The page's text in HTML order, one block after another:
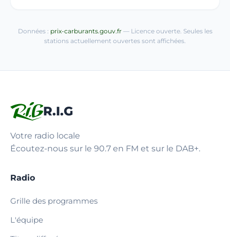
Données : prix-carburants.gouv.fr— Licence ouverte. Seules les
stations actuellement ouvertes sont affichées.
R.I.G
Votre radio locale
Écoutez-nous sur le 90.7 en FM et sur le DAB+.
Radio
Grille des programmes
L'équipe